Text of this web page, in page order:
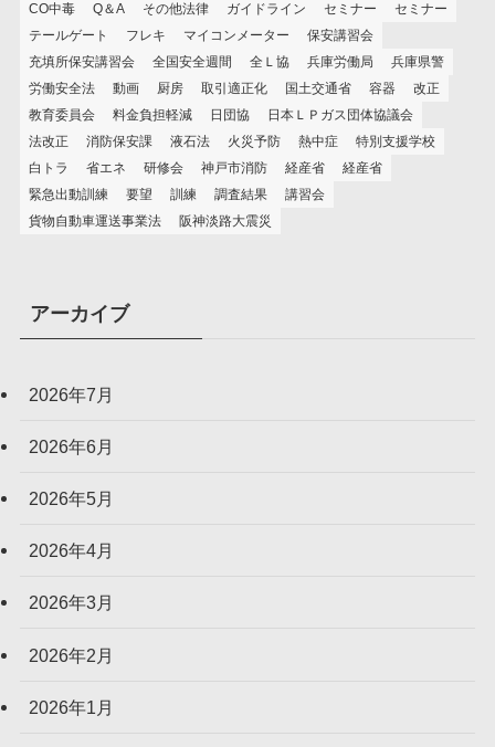
CO中毒 Q＆A その他法律 ガイドライン セミナー
セミナー
テールゲート
フレキ マイコンメーター
保安講習会
充填所保安講習会
全国安全週間 全Ｌ協 兵庫労働局
兵庫県警
労働安全法
動画 厨房 取引適正化 国土交通省 容器
改正
教育委員会
料金負担軽減 日団協
日本ＬＰガス団体協議会
法改正
消防保安課 液石法 火災予防 熱中症
特別支援学校
白トラ
省エネ 研修会 神戸市消防 経産省
経産省
緊急出動訓練
要望 訓練 調査結果
講習会
貨物自動車運送事業法
阪神淡路大震災
アーカイブ
2026年7月
2026年6月
2026年5月
2026年4月
2026年3月
2026年2月
2026年1月